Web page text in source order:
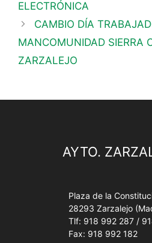
ELECTRÓNICA
CAMBIO DÍA
MANCOMUNIDAD SIERRA
ZARZALEJO
AYTO.
Plaza de la
28293 Zarzalejo
Tlf: 918 992 287 /
Fax: 918 992 182